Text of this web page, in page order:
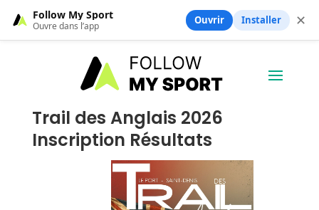
Trail des Anglais 2026
Inscription Résultats
Follow My Sport
Ouvre dans l’app Ouvrir Installer ✕